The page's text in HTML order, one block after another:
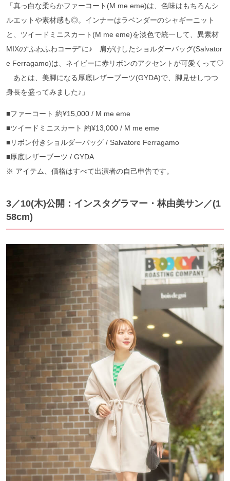
「真っ白な柔らかファーコート(M me eme)は、色味はもちろんシ
ルエットや素材感も◎。インナーはラベンダーのシャギーニット
と、ツイードミニスカート(M me eme)を淡色で統一して、異素材
MIXの“ふわふわコーデ”に♪ 肩がけしたショルダーバッグ(Salvator
e Ferragamo)は、ネイビーに赤リボンのアクセントが可愛くって♡
あとは、美脚になる厚底レザーブーツ(GYDA)で、脚見せしつつ
身長を盛ってみました♪」
■ファーコート 約¥15,000 / M me eme
■ツイードミニスカート 約¥13,000 / M me eme
■リボン付きショルダーバッグ / Salvatore Ferragamo
■厚底レザーブーツ / GYDA
※ アイテム、価格はすべて出演者の自己申告です。
3／10(木)公開：インスタグラマー・林由美サン／(1
58cm)